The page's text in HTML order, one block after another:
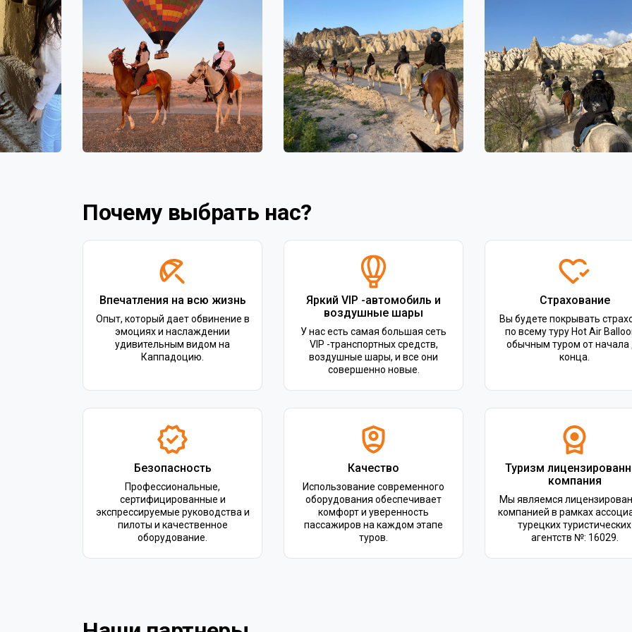
Почему выбрать нас?
Впечатления на всю жизнь
Опыт, который дает обвинение в
эмоциях и наслаждении
удивительным видом на
Каппадоцию.
Яркий VIP -автомобиль и
воздушные шары
У нас есть самая большая сеть
VIP -транспортных средств,
воздушные шары, и все они
совершенно новые.
Страхование
Вы будете покрывать
по всему туру Hot Air
обычным туром от начала
конца.
Безопасность
Профессиональные,
сертифицированные и
экспрессируемые руководства и
пилоты и качественное
оборудование.
Качество
Использование современного
оборудования обеспечивает
комфорт и уверенность
пассажиров на каждом этапе
туров.
Туризм
компания
Мы являемся
компанией в рамках
турецких туристических
агентств №: 16029.